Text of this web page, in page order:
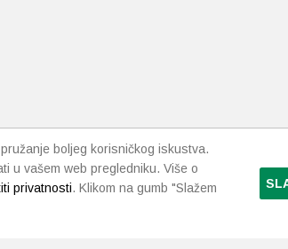
boljeg korisničkog iskustva.
u vašem web pregledniku. Više o
privatnosti. Klikom na gumb "Slažem